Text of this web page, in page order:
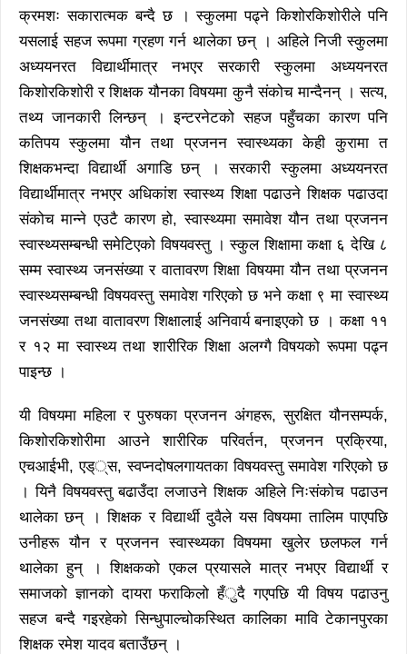
क्रमशः सकारात्मक बन्दै छ । स्कुलमा पढ्ने किशोरकिशोरीले पनि
यसलाई सहज रूपमा ग्रहण गर्न थालेका छन् । अहिले निजी स्कुलमा
अध्ययनरत विद्यार्थीमात्र नभएर सरकारी स्कुलमा अध्ययनरत
किशोरकिशोरी र शिक्षक यौनका विषयमा कुनै संकोच मान्दैनन् । सत्य,
तथ्य जानकारी लिन्छन् । इन्टरनेटको सहज पहुँचका कारण पनि
कतिपय स्कुलमा यौन तथा प्रजनन स्वास्थ्यका केही कुरामा त
शिक्षकभन्दा विद्यार्थी अगाडि छन् । सरकारी स्कुलमा अध्ययनरत
विद्यार्थीमात्र नभएर अधिकांश स्वास्थ्य शिक्षा पढाउने शिक्षक पढाउदा
संकोच मान्ने एउटै कारण हो, स्वास्थ्यमा समावेश यौन तथा प्रजनन
स्वास्थ्यसम्बन्धी समेटिएको विषयवस्तु । स्कुल शिक्षामा कक्षा ६ देखि ८
सम्म स्वास्थ्य जनसंख्या र वातावरण शिक्षा विषयमा यौन तथा प्रजनन
स्वास्थ्यसम्बन्धी विषयवस्तु समावेश गरिएको छ भने कक्षा ९ मा स्वास्थ्य
जनसंख्या तथा वातावरण शिक्षालाई अनिवार्य बनाइएको छ । कक्षा ११
र १२ मा स्वास्थ्य तथा शारीरिक शिक्षा अलग्गै विषयको रूपमा पढ्न
पाइन्छ ।
यी विषयमा महिला र पुरुषका प्रजनन अंगहरू, सुरक्षित यौनसम्पर्क,
किशोरकिशोरीमा आउने शारीरिक परिवर्तन, प्रजनन प्रक्रिया,
एचआईभी, एड््स, स्वप्नदोषलगायतका विषयवस्तु समावेश गरिएको छ
। यिनै विषयवस्तु बढाउँदा लजाउने शिक्षक अहिले निःसंकोच पढाउन
थालेका छन् । शिक्षक र विद्यार्थी दुवैले यस विषयमा तालिम पाएपछि
उनीहरू यौन र प्रजनन स्वास्थ्यका विषयमा खुलेर छलफल गर्न
थालेका हुन् । शिक्षकको एकल प्रयासले मात्र नभएर विद्यार्थी र
समाजको ज्ञानको दायरा फराकिलो हँुदै गएपछि यी विषय पढाउनु
सहज बन्दै गइरहेको सिन्धुपाल्चोकस्थित कालिका मावि टेकानपुरका
शिक्षक रमेश यादव बताउँछन् ।